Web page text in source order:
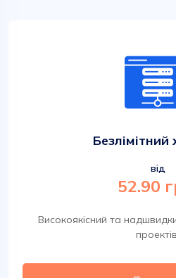
Безлімітний
від
52.90
Високоякісний та
проектів.